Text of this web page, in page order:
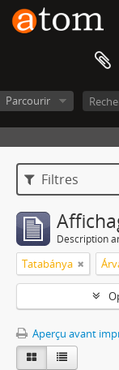
Parcourir
Filtres
Description
Tatabánya
Aperçu avant